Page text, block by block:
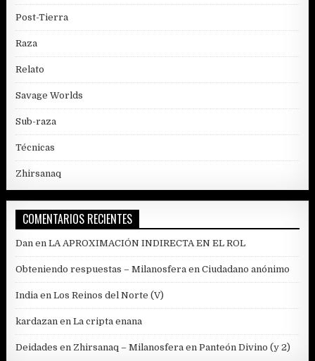
Post-Tierra
Raza
Relato
Savage Worlds
Sub-raza
Técnicas
Zhirsanaq
COMENTARIOS RECIENTES
Dan enLA APROXIMACIÓN INDIRECTA EN EL ROL
Obteniendo respuestas – Milanosfera enCiudadano anónimo
India enLos Reinos del Norte (V)
kardazan enLa cripta enana
Deidades en Zhirsanaq – Milanosfera enPanteón Divino (y 2)